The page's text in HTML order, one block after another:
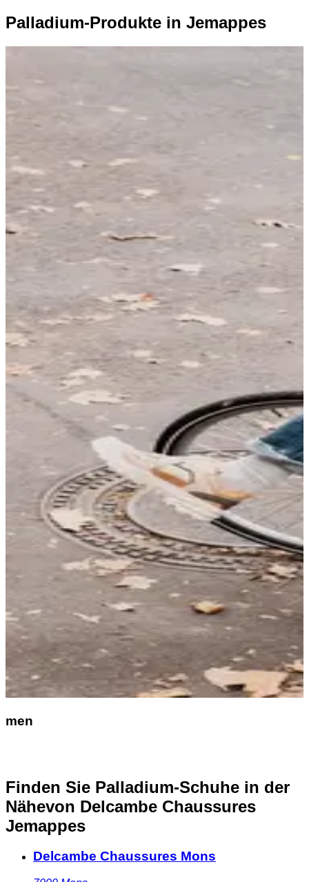
Palladium-Produkte in Jemappes
men
Finden Sie Palladium-Schuhe in der
Nähevon Delcambe Chaussures
Jemappes
Delcambe Chaussures Mons